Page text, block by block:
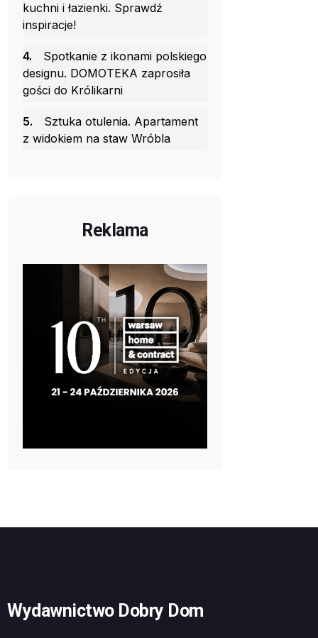
kuchni i łazienki. Sprawdź
inspiracje!
4.
Spotkanie z ikonami polskiego
designu. DOMOTEKA zaprosiła
gości do Królikarni
5.
Sztuka otulenia. Apartament
z widokiem na staw Wróbla
Reklama
Wydawnictwo Dobry Dom